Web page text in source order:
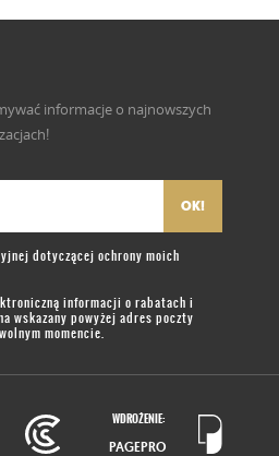
informacje o najnowszych
OK!
dotyczącej ochrony moich
informacji o rabatach i
wskazany powyżej adres poczty
momencie.
WDROŻENIE:
PAGEPRO